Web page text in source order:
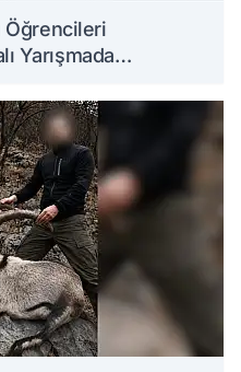
Öğrencileri
Yarışmada